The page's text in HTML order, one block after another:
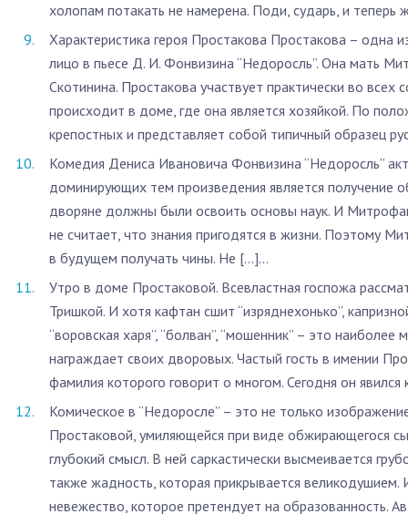
холопам потакать не намерена. Поди, сударь, и теперь
Характеристика героя Простакова Простакова – одна
лицо в пьесе Д. И. Фонвизина “Недоросль”. Она мать
Скотинина. Простакова участвует практически во всех
происходит в доме, где она является хозяйкой. По
крепостных и представляет собой типичный образец
Комедия Дениса Ивановича Фонвизина “Недоросль”
доминирующих тем произведения является получение
дворяне должны были освоить основы наук. И
не считает, что знания пригодятся в жизни. Поэтому
в будущем получать чины. Не […]...
Утро в доме Простаковой. Всевластная госпожа
Тришкой. И хотя кафтан сшит “изряднехонько”,
“воровская харя”, “болван”, “мошенник” – это
награждает своих дворовых. Частый гость в имении
фамилия которого говорит о многом. Сегодня он явился
Комическое в “Недоросле” – это не только
Простаковой, умиляющейся при виде обжирающегося
глубокий смысл. В ней саркастически высмеивается
также жадность, которая прикрывается великодушием.
невежество, которое претендует на образованность.